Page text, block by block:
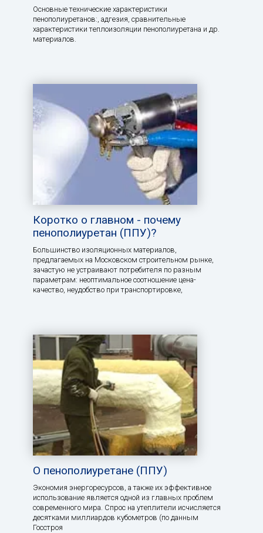
Основные технические характеристики
пенополиуретанов:, aдгезия, сравнительные
характеристики теплоизоляции пенополиуретана и др.
материалов.
Коротко о главном - почему
пенополиуретан (ППУ)?
Большинство изоляционных материалов,
предлагаемых на Московском строительном рынке,
зачастую не устраивают потребителя по разным
параметрам: неоптимальное соотношение цена-
качество, неудобство при транспортировке,
О пенополиуретане (ППУ)
Экономия энергоресурсов, а также их эффективное
использование является одной из главных проблем
современного мира. Спрос на утеплители исчисляется
десятками миллиардов кубометров (по данным
Госстроя